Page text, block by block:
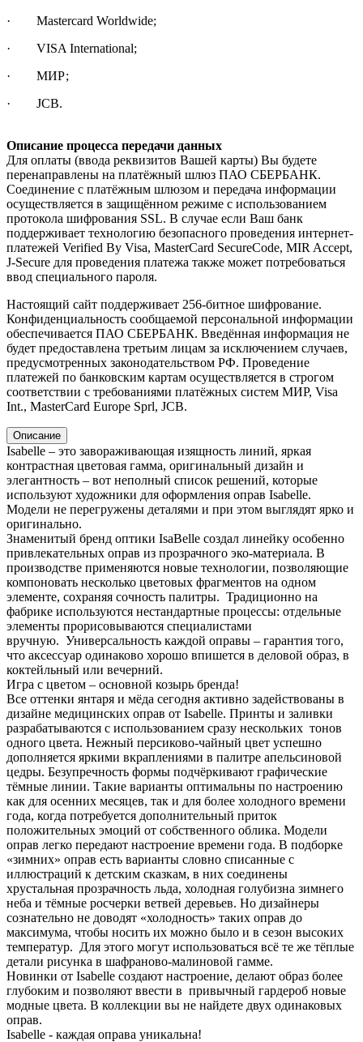
· Mastercard Worldwide;
· VISA International;
· МИР;
· JCB.
Описание процесса передачи данных
Для оплаты (ввода реквизитов Вашей карты) Вы будете
перенаправлены на платёжный шлюз ПАО СБЕРБАНК.
Соединение с платёжным шлюзом и передача информации
осуществляется в защищённом режиме с использованием
протокола шифрования SSL. В случае если Ваш банк
поддерживает технологию безопасного проведения интернет-
платежей Verified By Visa, MasterCard SecureCode, MIR Accept,
J-Secure для проведения платежа также может потребоваться
ввод специального пароля.
Настоящий сайт поддерживает 256-битное шифрование.
Конфиденциальность сообщаемой персональной информации
обеспечивается ПАО СБЕРБАНК. Введённая информация не
будет предоставлена третьим лицам за исключением случаев,
предусмотренных законодательством РФ. Проведение
платежей по банковским картам осуществляется в строгом
соответствии с требованиями платёжных систем МИР, Visa
Int., MasterCard Europe Sprl, JCB.
Описание
Isabelle – это завораживающая изящность линий, яркая
контрастная цветовая гамма, оригинальный дизайн и
элегантность – вот неполный список решений, которые
используют художники для оформления оправ Isabelle.
Модели не перегружены деталями и при этом выглядят ярко и
оригинально.
Знаменитый бренд оптики IsaBelle создал линейку особенно
привлекательных оправ из прозрачного эко-материала. В
производстве применяются новые технологии, позволяющие
компоновать несколько цветовых фрагментов на одном
элементе, сохраняя сочность палитры. Традиционно на
фабрике используются нестандартные процессы: отдельные
элементы прорисовываются специалистами
вручную. Универсальность каждой оправы – гарантия того,
что аксессуар одинаково хорошо впишется в деловой образ, в
коктейльный или вечерний.
Игра с цветом – основной козырь бренда!
Все оттенки янтаря и мёда сегодня активно задействованы в
дизайне медицинских оправ от Isabelle. Принты и заливки
разрабатываются с использованием сразу нескольких тонов
одного цвета. Нежный персиково-чайный цвет успешно
дополняется яркими вкраплениями в палитре апельсиновой
цедры. Безупречность формы подчёркивают графические
тёмные линии. Такие варианты оптимальны по настроению
как для осенних месяцев, так и для более холодного времени
года, когда потребуется дополнительный приток
положительных эмоций от собственного облика. Модели
оправ легко передают настроение времени года. В подборке
«зимних» оправ есть варианты словно списанные с
иллюстраций к детским сказкам, в них соединены
хрустальная прозрачность льда, холодная голубизна зимнего
неба и тёмные росчерки ветвей деревьев. Но дизайнеры
сознательно не доводят «холодность» таких оправ до
максимума, чтобы носить их можно было и в сезон высоких
температур. Для этого могут использоваться всё те же тёплые
детали рисунка в шафраново-малиновой гамме.
Новинки от Isabelle создают настроение, делают образ более
глубоким и позволяют ввести в привычный гардероб новые
модные цвета. В коллекции вы не найдете двух одинаковых
оправ.
Isabelle - каждая оправа уникальна!